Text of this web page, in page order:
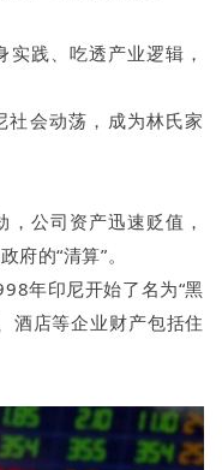
践、吃透产业逻辑，
会动荡，成为林氏家
公司资产迅速贬值，
的“清算”。
年印尼开始了名为“黑
酒店等企业财产包括住